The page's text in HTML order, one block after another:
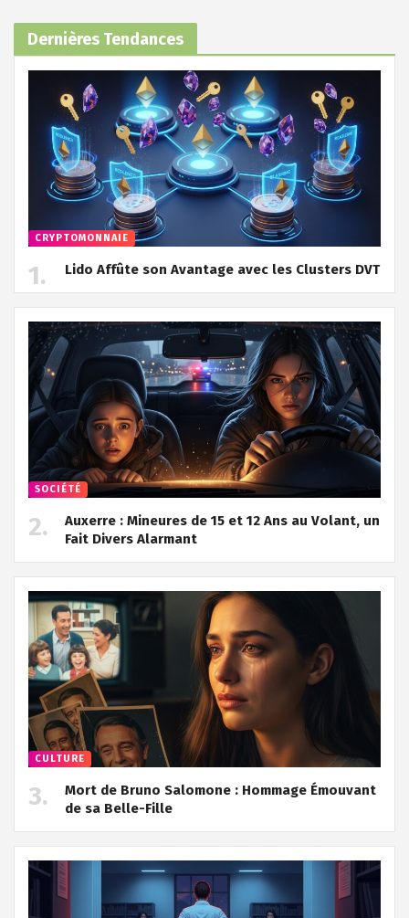
Dernières Tendances
CRYPTOMONNAIE
Lido Affûte son Avantage avec les Clusters DVT
SOCIÉTÉ
Auxerre : Mineures de 15 et 12 Ans au Volant, un
Fait Divers Alarmant
CULTURE
Mort de Bruno Salomone : Hommage Émouvant
de sa Belle-Fille